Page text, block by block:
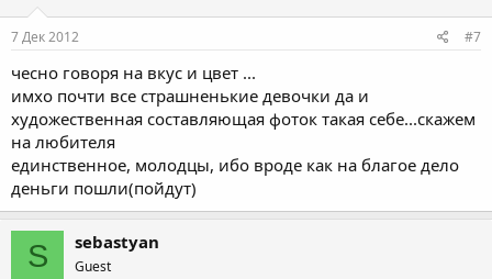
7 Дек 2012 #7
чесно говоря на вкус и цвет ...
имхо почти все страшненькие девочки да и
художественная составляющая фоток такая себе...скажем
на любителя
единственное, молодцы, ибо вроде как на благое дело
деньги пошли(пойдут)
S sebastyan
Guest